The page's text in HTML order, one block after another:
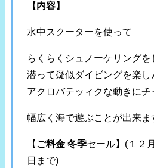
【内容】
水中スクーターを使って
らくらくシュノーケリングを
潜って疑似ダイビングを楽し
アクロバテッィクな動きにチ
幅広く海で遊ぶことが出来ま
【 ご料金 冬季セール】 (１２
日まで)